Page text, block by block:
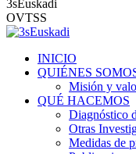
3sEuskadi
OVTSS
INICIO
QUIÉNES
Misión y
QUÉ HACEMOS
Diagnóstico
Otras
Medidas de